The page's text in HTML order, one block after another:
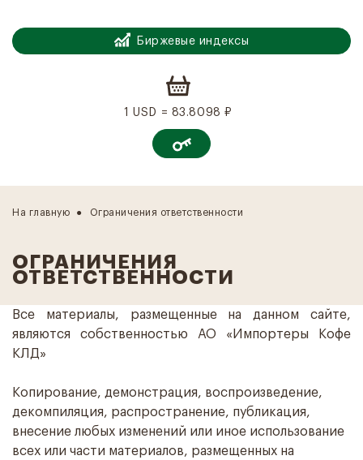
Биржевые индексы
1 USD = 83.8098 ₽
На главную Ограничения ответственности
ОГРАНИЧЕНИЯ
ОТВЕТСТВЕННОСТИ
Все материалы, размещенные на данном сайте,
являются собственностью АО «Импортеры Кофе
КЛД»
Копирование, демонстрация, воспроизведение,
декомпиляция, распространение, публикация,
внесение любых изменений или иное использование
всех или части материалов, размещенных на